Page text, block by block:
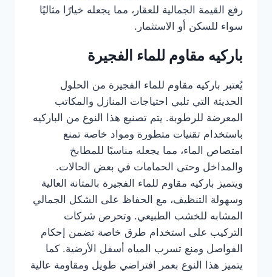
رفع القيمة الجمالية للعقار، مما يجعله خيارًا مثاليًا
سواء للسكن أو الاستثمار.
باركيه مقاوم للماء الفجيرة
يُعتبر باركيه مقاوم للماء الفجيرة من الحلول
الحديثة التي تلبي احتياجات المنازل والمكاتب
المعرضة للرطوبة. يتم تصنيع هذا النوع من الباركيه
باستخدام تقنيات متطورة ومواد خاصة تمنع
امتصاص الماء، مما يجعله مناسبًا للمطابخ
والمداخل وحتى الحمامات في بعض الحالات.
ويتميز باركيه مقاوم للماء الفجيرة بالمتانة العالية
وسهولة التنظيف، مع الحفاظ على الشكل الجمالي
المشابه للخشب الطبيعي. وتحرص شركات
التركيب على استخدام طرق خاصة تضمن إحكام
الفواصل ومنع تسرب المياه أسفل الأرضية. كما
يتميز هذا النوع بعمر افتراضي طويل ومقاومة عالية